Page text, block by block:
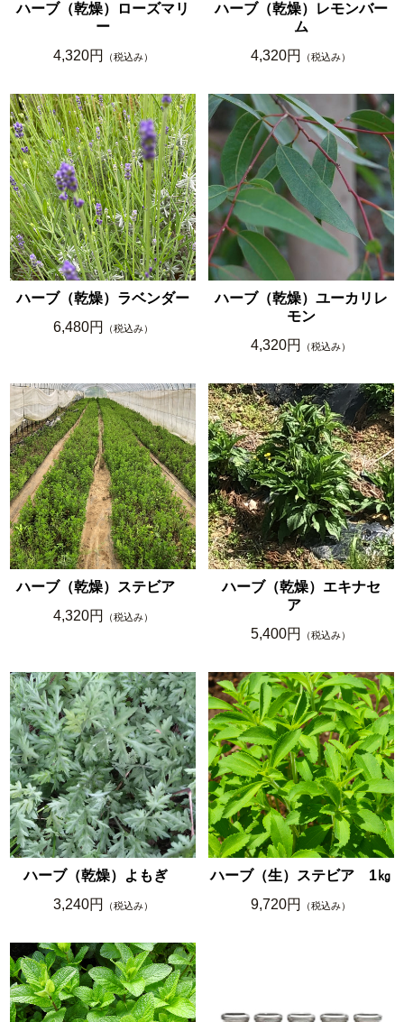
ハーブ（乾燥）ローズマリ
ー
4,320円
（税込み）
ハーブ（乾燥）レモンバー
ム
4,320円
（税込み）
ハーブ（乾燥）ラベンダー
6,480円
（税込み）
ハーブ（乾燥）ユーカリレ
モン
4,320円
（税込み）
ハーブ（乾燥）ステビア
4,320円
（税込み）
ハーブ（乾燥）エキナセ
ア
5,400円
（税込み）
ハーブ（乾燥）よもぎ
3,240円
（税込み）
ハーブ（生）ステビア 1㎏
9,720円
（税込み）